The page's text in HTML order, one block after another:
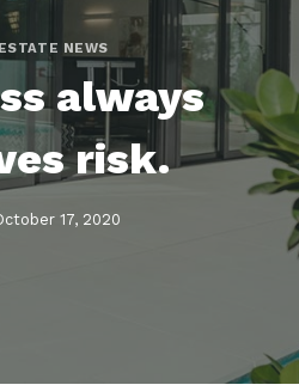
NEWS
always
risk.
17, 2020